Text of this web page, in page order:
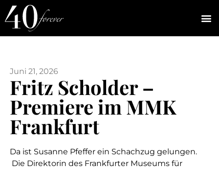
Juni 21, 2026
Fritz Scholder –
Premiere im MMK
Frankfurt
Da ist Susanne Pfeffer ein Schachzug gelungen.
Die Direktorin des Frankfurter Museums für